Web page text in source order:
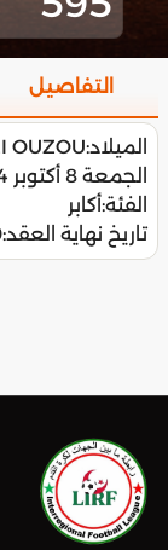
التفاصيل
الميلاد:OUZOU
الجمعة 8 أكتوبر 2004
الفئة:أكابر
تاريخ نهاية العقد: